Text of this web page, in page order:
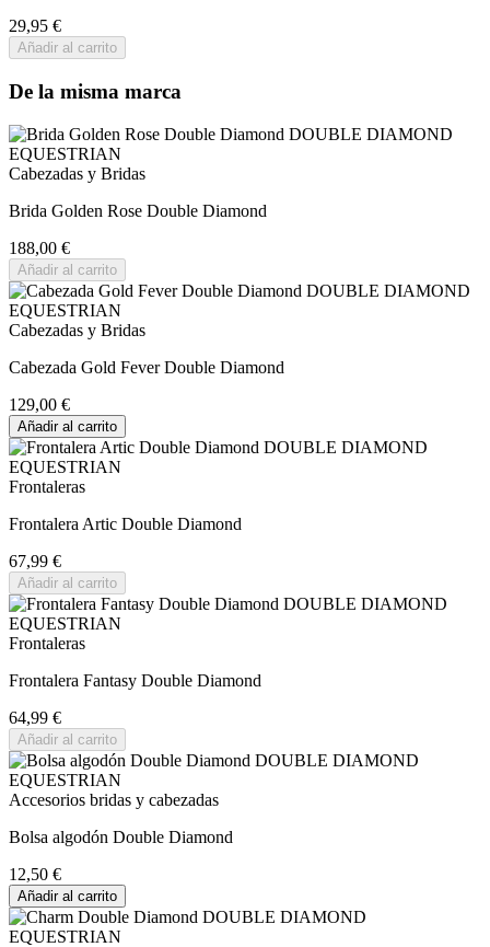
29,95 €
Añadir al carrito
De la misma marca
Cabezadas y Bridas
Brida Golden Rose Double Diamond
188,00 €
Añadir al carrito
Cabezadas y Bridas
Cabezada Gold Fever Double Diamond
129,00 €
Añadir al carrito
Frontaleras
Frontalera Artic Double Diamond
67,99 €
Añadir al carrito
Frontaleras
Frontalera Fantasy Double Diamond
64,99 €
Añadir al carrito
Accesorios bridas y cabezadas
Bolsa algodón Double Diamond
12,50 €
Añadir al carrito